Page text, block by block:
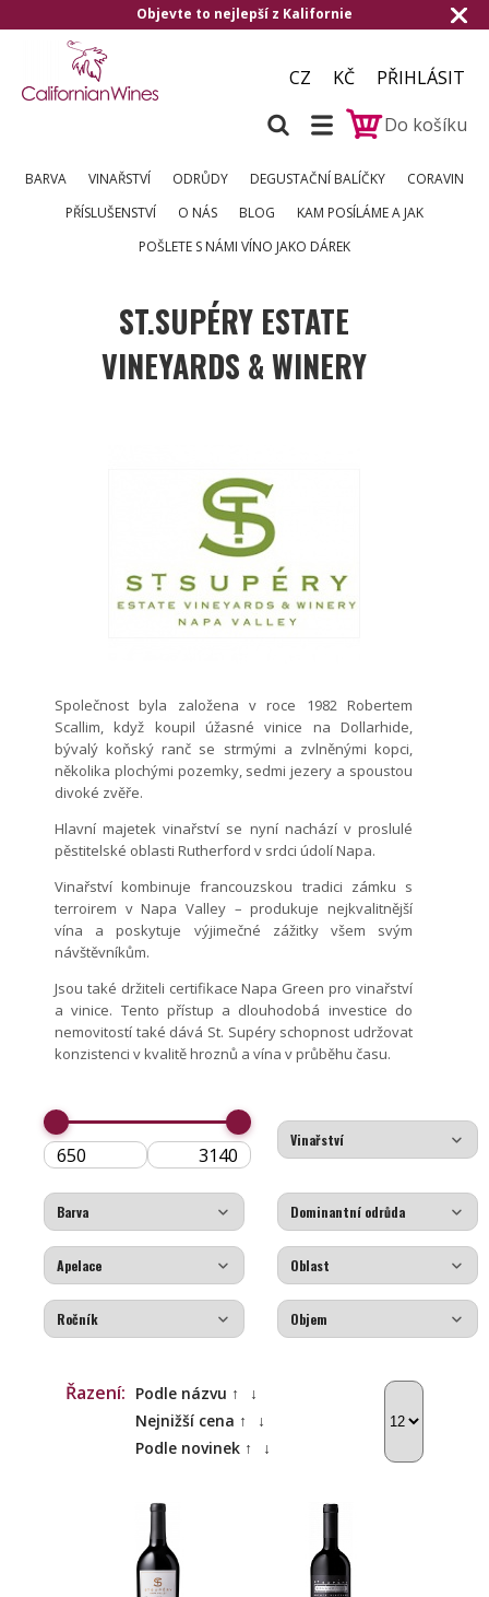
Doručení zdarma od 1.500,- do ČR a na
CZ KČ
PŘIHLÁSIT
Do košíku
BARVA VINAŘSTVÍ ODRŮDY DEGUSTAČNÍ BALÍČKY
CORAVIN
PŘÍSLUŠENSTVÍ
O NÁS BLOG
KAM POSÍLÁME A JAK
POŠLETE S NÁMI VÍNO JAKO DÁREK
ST.SUPÉRY ESTATE
VINEYARDS & WINERY
Společnost byla založena v roce 1982 Robertem
Scallim, když koupil úžasné vinice na Dollarhide,
bývalý koňský ranč se strmými a zvlněnými kopci,
několika plochými pozemky, sedmi jezery a spoustou
divoké zvěře.
Hlavní majetek vinařství se nyní nachází v proslulé
pěstitelské oblasti Rutherford v srdci údolí Napa.
Vinařství kombinuje francouzskou tradici zámku s
terroirem v Napa Valley – produkuje nejkvalitnější
vína a poskytuje výjimečné zážitky všem svým
návštěvníkům.
Jsou také držiteli certifikace Napa Green pro vinařství
a vinice. Tento přístup a dlouhodobá investice do
nemovitostí také dává St. Supéry schopnost udržovat
konzistenci v kvalitě hroznů a vína v průběhu času.
Řazení: Podle názvu ↑
↓
Nejnižší cena ↑
↓
Podle novinek ↑
↓